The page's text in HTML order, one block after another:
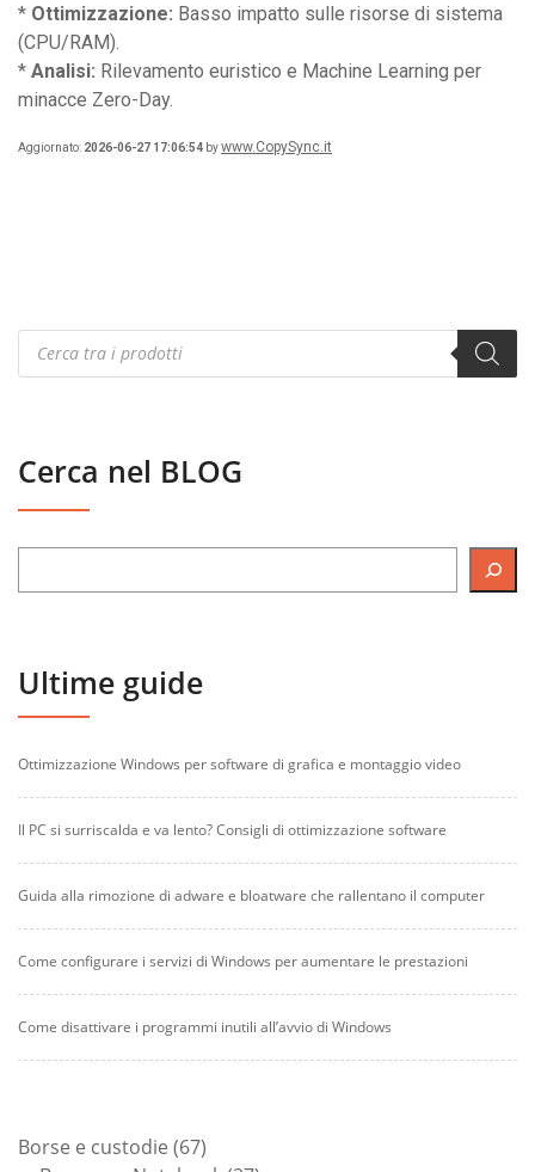
* Ottimizzazione: Basso impatto sulle risorse di sistema
(CPU/RAM).
* Analisi: Rilevamento euristico e Machine Learning per
minacce Zero-Day.
Aggiornato: 2026-06-27 17:06:54 bywww.CopySync.it
Products
search
Cerca nel BLOG
Ultime guide
Ottimizzazione Windows per software di grafica e montaggio video
Il PC si surriscalda e va lento? Consigli di ottimizzazione software
Guida alla rimozione di adware e bloatware che rallentano il computer
Come configurare i servizi di Windows per aumentare le prestazioni
Come disattivare i programmi inutili all’avvio di Windows
Borse e custodie 6767